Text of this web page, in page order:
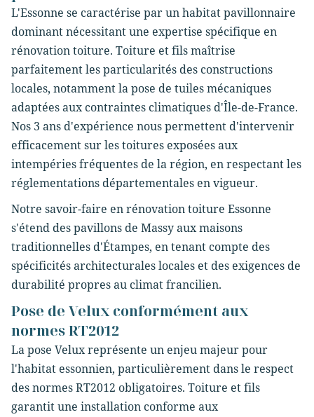
L'Essonne se caractérise par un habitat pavillonnaire
dominant nécessitant une expertise spécifique en
rénovation toiture. Toiture et fils maîtrise
parfaitement les particularités des constructions
locales, notamment la pose de tuiles mécaniques
adaptées aux contraintes climatiques d'Île-de-France.
Nos 3 ans d'expérience nous permettent d'intervenir
efficacement sur les toitures exposées aux
intempéries fréquentes de la région, en respectant les
réglementations départementales en vigueur.
Notre savoir-faire en rénovation toiture Essonne
s'étend des pavillons de Massy aux maisons
traditionnelles d'Étampes, en tenant compte des
spécificités architecturales locales et des exigences de
durabilité propres au climat francilien.
Pose de Velux conformément aux
normes RT2012
La pose Velux représente un enjeu majeur pour
l'habitat essonnien, particulièrement dans le respect
des normes RT2012 obligatoires. Toiture et fils
garantit une installation conforme aux